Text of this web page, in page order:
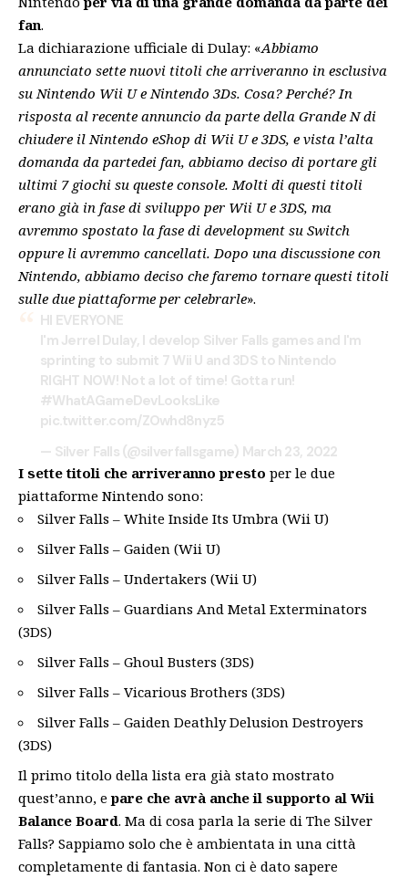
fan.
La dichiarazione ufficiale di Dulay: «Abbiamo
annunciato sette nuovi titoli che arriveranno in esclusiva
su Nintendo Wii U e Nintendo 3Ds. Cosa? Perché? In
risposta al recente annuncio da parte della Grande N di
chiudere il Nintendo eShop di Wii U e 3DS, e vista l’alta
domanda da partedei fan, abbiamo deciso di portare gli
ultimi 7 giochi su queste console. Molti di questi titoli
erano già in fase di sviluppo per Wii U e 3DS, ma
avremmo spostato la fase di development su Switch
oppure li avremmo cancellati. Dopo una discussione con
Nintendo, abbiamo deciso che faremo tornare questi titoli
sulle due piattaforme per celebrarle».
HI EVERYONE
I'm Jerrel Dulay, I develop Silver Falls games and I'm
sprinting to submit 7 Wii U and 3DS to Nintendo
RIGHT NOW! Not a lot of time! Gotta run!
#WhatAGameDevLooksLike
pic.twitter.com/ZOwhd8nyz5
— Silver Falls (@silverfallsgame) March 23, 2022
I sette titoli che arriveranno presto per le due
piattaforme Nintendo sono:
Silver Falls – White Inside Its Umbra (Wii U)
Silver Falls – Gaiden (Wii U)
Silver Falls – Undertakers (Wii U)
Silver Falls – Guardians And Metal Exterminators
(3DS)
Silver Falls – Ghoul Busters (3DS)
Silver Falls – Vicarious Brothers (3DS)
Silver Falls – Gaiden Deathly Delusion Destroyers
(3DS)
Il primo titolo della lista era già stato mostrato
quest’anno, epare che avrà anche il supporto al Wii
Balance Board. Ma di cosa parla la serie di The Silver
Falls? Sappiamo solo che è ambientata in una città
completamente di fantasia. Non ci è dato sapere